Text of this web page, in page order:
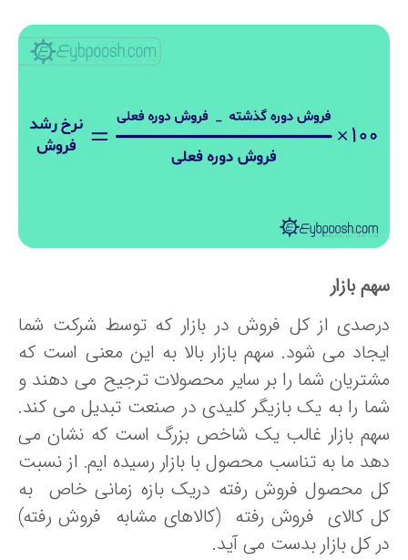
بازار
از کل فروش در بازار که توسط شرکت شما
می شود. سهم بازار بالا به این معنی است که
شما را بر سایر محصولات ترجیح می دهند و
را به یک بازیگر کلیدی در صنعت تبدیل می کند.
بازار غالب یک شاخص بزرگ است که نشان می
ما به تناسب محصول با بازار رسیده ایم. از نسبت
محصول فروش رفته دریک بازه زمانی خاص به
کالای فروش رفته (کالاهای مشابه فروش رفته)
کل بازار بدست می آید.